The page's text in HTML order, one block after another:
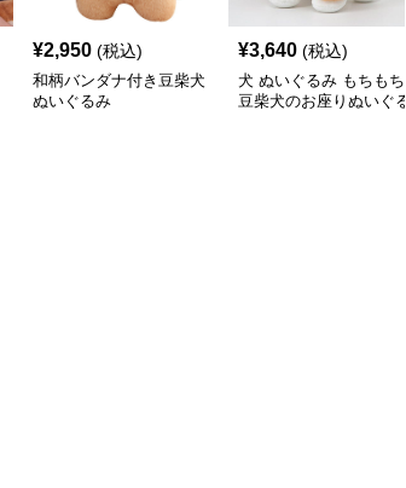
¥2,950 (税込)
和柄バンダナ付き豆柴犬
ぬいぐるみ
¥3,640 (税込)
犬 ぬいぐるみ もちもち
豆柴犬のお座りぬいぐる